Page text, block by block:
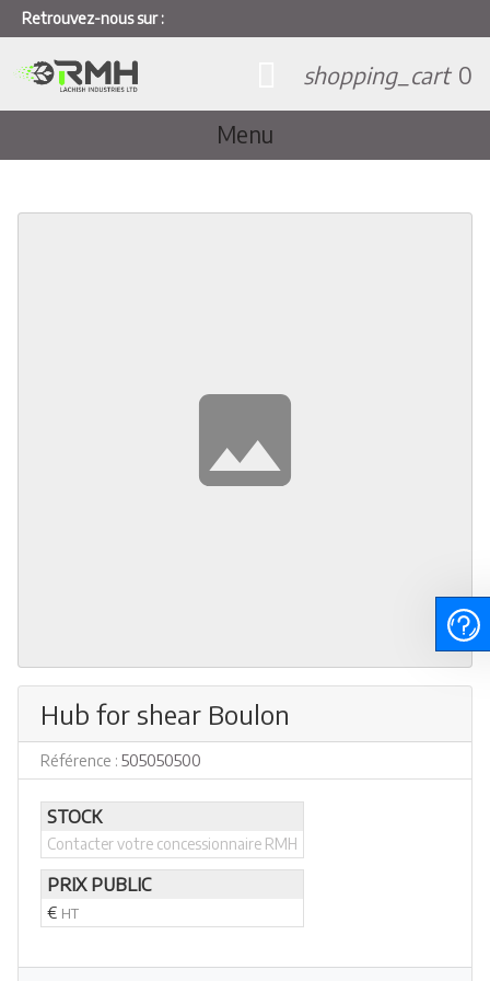
Retrouvez-nous sur :
Menu
shopping_cart 0
Hub for shear Boulon
Référence : 505050500
STOCK
Contacter votre concessionnaire RMH
PRIX PUBLIC
€ HT